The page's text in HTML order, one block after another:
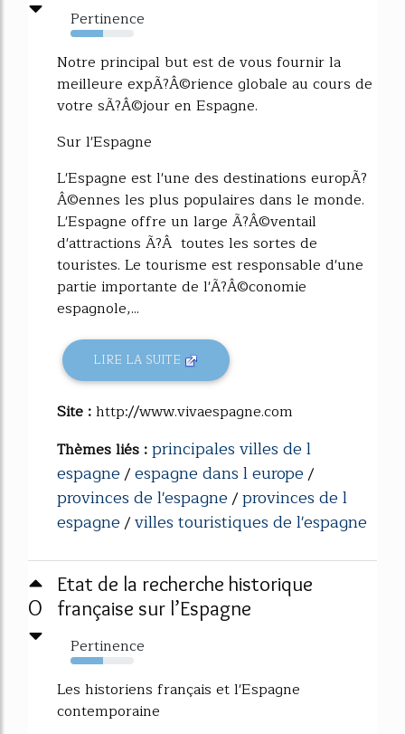
Pertinence
51%
Notre principal but est de vous fournir la
meilleure expÃ?Â©rience globale au cours de
votre sÃ?Â©jour en Espagne.
Sur l'Espagne
L'Espagne est l'une des destinations europÃ?
Â©ennes les plus populaires dans le monde.
L'Espagne offre un large Ã?Â©ventail
d'attractions Ã?Â toutes les sortes de
touristes. Le tourisme est responsable d'une
partie importante de l'Ã?Â©conomie
espagnole,...
LIRE LA SUITE
Site :http://www.vivaespagne.com
Thèmes liés :principales villes de l
espagne/espagne dans l europe/
provinces de l'espagne/provinces de l
espagne/villes touristiques de l'espagne
0
Etat de la recherche historique
française sur l’Espagne
Pertinence
51%
Les historiens français et l'Espagne
contemporaine